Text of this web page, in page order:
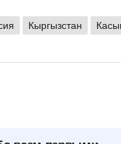
Кыргызстан